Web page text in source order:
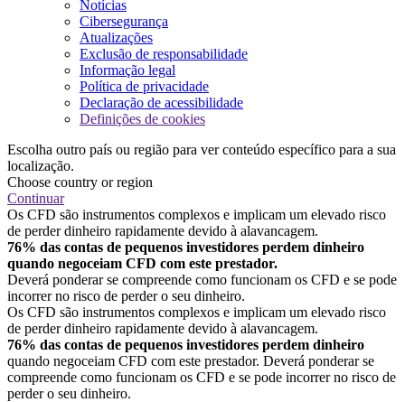
Notícias
Cibersegurança
Atualizações
Exclusão de responsabilidade
Informação legal
Política de privacidade
Declaração de acessibilidade
Definições de cookies
Escolha outro país ou região para ver conteúdo específico para a sua
localização.
Choose country or region
Continuar
Os CFD são instrumentos complexos e implicam um elevado risco
de perder dinheiro rapidamente devido à alavancagem.
76% das contas de pequenos investidores perdem dinheiro
quando negoceiam CFD com este prestador.
Deverá ponderar se compreende como funcionam os CFD e se pode
incorrer no risco de perder o seu dinheiro.
Os CFD são instrumentos complexos e implicam um elevado risco
de perder dinheiro rapidamente devido à alavancagem.
76% das contas de pequenos investidores perdem dinheiro
quando negoceiam CFD com este prestador. Deverá ponderar se
compreende como funcionam os CFD e se pode incorrer no risco de
perder o seu dinheiro.